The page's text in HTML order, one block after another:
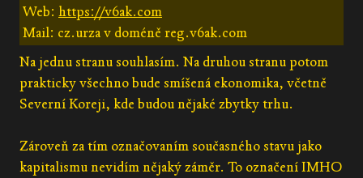
Web: https://v6ak.com
Mail: cz.urza v doméně reg.v6ak.com
Na jednu stranu souhlasím. Na druhou stranu potom
prakticky všechno bude smíšená ekonomika, včetně
Severní Koreji, kde budou nějaké zbytky trhu.
Zároveň za tím označovaním současného stavu jako
kapitalismu nevidím nějaký záměr. To označení IMHO